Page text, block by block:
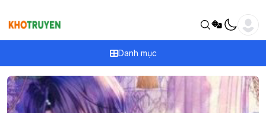
Danh mục